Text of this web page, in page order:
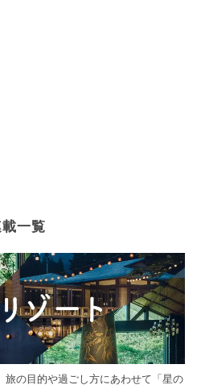
一覧
旅の目的や過ごし方にあわせて「星の